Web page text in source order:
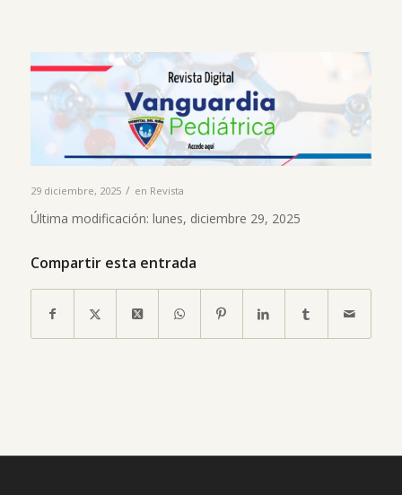
29 diciembre, 2025 / en Revista
Última modificación: lunes, diciembre 29, 2025
Compartir esta entrada